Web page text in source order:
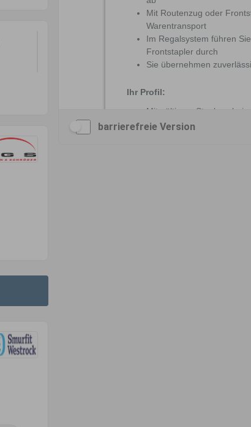
barrierefreie Version